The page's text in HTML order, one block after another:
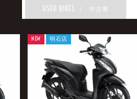
USED BIKES / 中古車
NEW 明石店